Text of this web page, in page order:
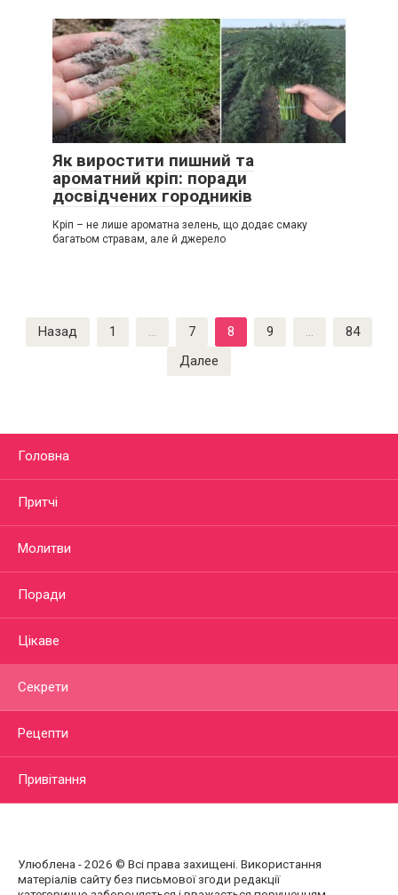
Як виростити пишний та
ароматний кріп: поради
досвідчених городників
Кріп – не лише ароматна зелень, що додає смаку
багатьом стравам, але й джерело
Пагинация
записей
Назад 1 … 7 8 9 …
84
Далее
Головна
Притчі
Молитви
Поради
Цікаве
Секрети
Рецепти
Привітання
Улюблена - 2026 © Всі права захищені. Використання
матеріалів сайту без письмової згоди редакції